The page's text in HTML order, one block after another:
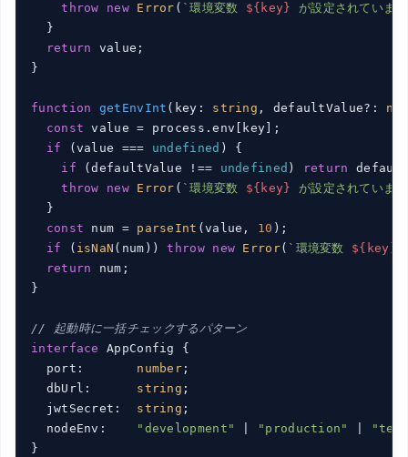
throw
new Error ( `環境変数 ${key}
が設定されていま
  }
return value;
}
function getEnvInt ( key: string , defaultValue?:
const value = process.env[key];
if (value === undefined ) {
if (defaultValue !== undefined ) return
throw
new Error ( `環境変数 ${key}
が設定されていま
  }
const num = parseInt (value, 10 );
if ( isNaN (num)) throw new Error( `環境変数 ${key}
return num;
}
// 起動時に一括チェックするパターン
interface
AppConfig {
  port:
number ;
  dbUrl:
string ;
  jwtSecret:
string ;
  nodeEnv:
"development" "production"
}